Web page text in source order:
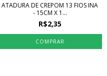
ATADURA DE CREPOM 13 FIOS INA
- 15CM X 1...
R$2,35